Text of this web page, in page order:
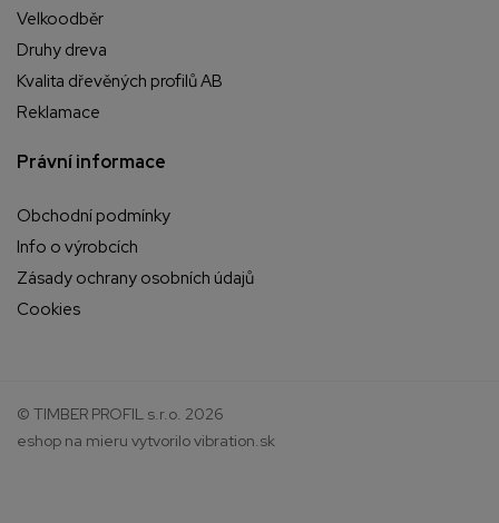
Velkoodběr
Druhy dreva
Kvalita dřevěných profilů AB
Reklamace
Právní informace
Obchodní podmínky
Info o výrobcích
Zásady ochrany osobních údajů
Cookies
© TIMBER PROFIL s.r.o. 2026
eshop na mieru vytvorilovibration.sk